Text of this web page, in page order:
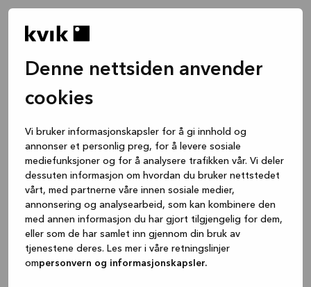
Denne nettsiden anvender
cookies
Vi bruker informasjonskapsler for å gi innhold og
annonser et personlig preg, for å levere sosiale
mediefunksjoner og for å analysere trafikken vår. Vi deler
dessuten informasjon om hvordan du bruker nettstedet
vårt, med partnerne våre innen sosiale medier,
annonsering og analysearbeid, som kan kombinere den
med annen informasjon du har gjort tilgjengelig for dem,
eller som de har samlet inn gjennom din bruk av
tjenestene deres. Les mer i våre retningslinjer
ompersonvern og informasjonskapsler.